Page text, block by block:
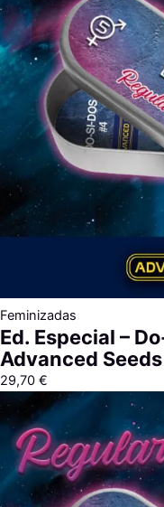
Feminizadas
Ed. Especial –
Advanced Seeds
29,70 €